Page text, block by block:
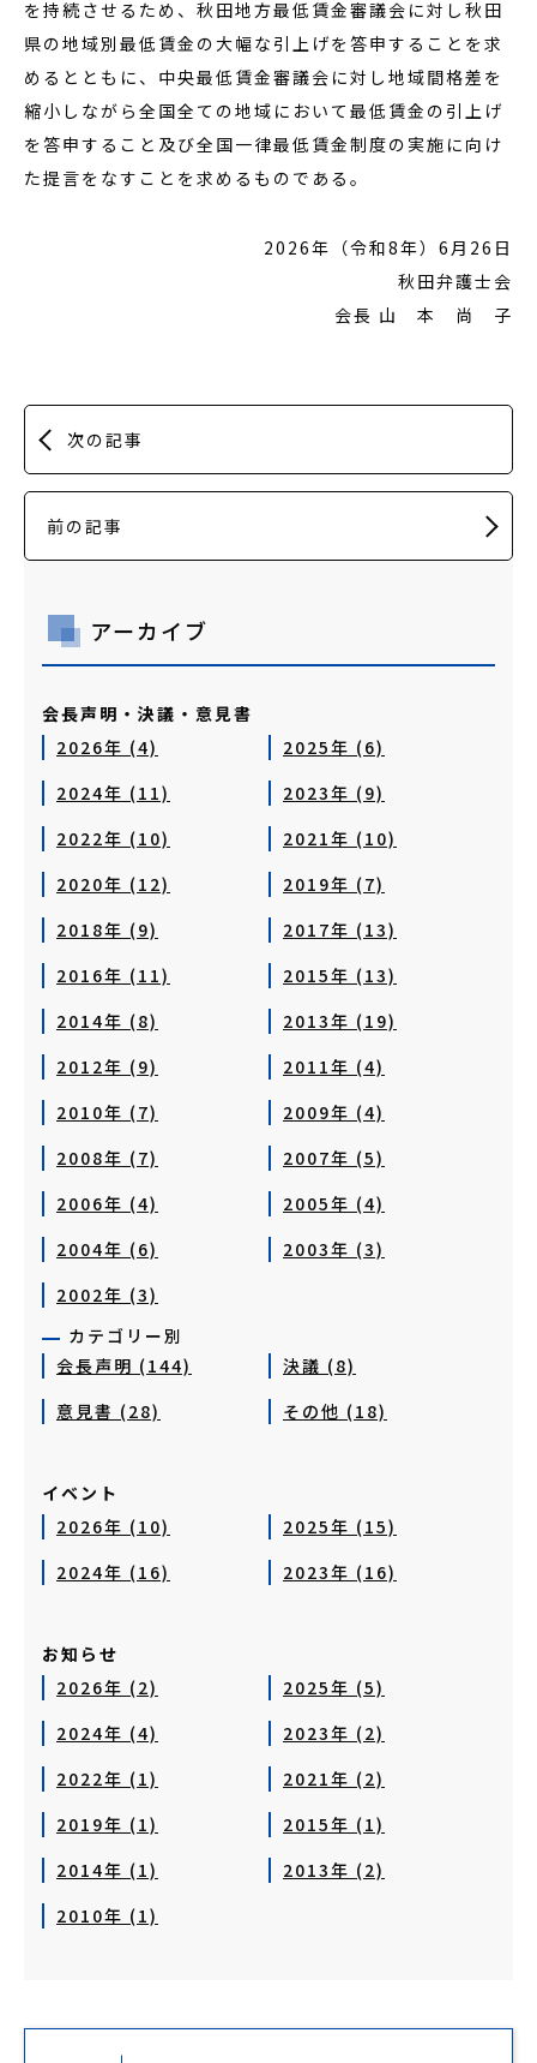
を持続させるため、秋田地方最低賃金審議会に対し秋田
県の地域別最低賃金の大幅な引上げを答申することを求
めるとともに、中央最低賃金審議会に対し地域間格差を
縮小しながら全国全ての地域において最低賃金の引上げ
を答申すること及び全国一律最低賃金制度の実施に向け
た提言をなすことを求めるものである。
2026年（令和8年）6月26日
秋田弁護士会
会長 山 本 尚 子
次の記事
前の記事
アーカイブ
会長声明・決議・意見書
2026年 (4)
2025年 (6)
2024年 (11)
2023年 (9)
2022年 (10)
2021年 (10)
2020年 (12)
2019年 (7)
2018年 (9)
2017年 (13)
2016年 (11)
2015年 (13)
2014年 (8)
2013年 (19)
2012年 (9)
2011年 (4)
2010年 (7)
2009年 (4)
2008年 (7)
2007年 (5)
2006年 (4)
2005年 (4)
2004年 (6)
2003年 (3)
2002年 (3)
カテゴリー別
会長声明 (144)
決議 (8)
意見書 (28)
その他 (18)
イベント
2026年 (10)
2025年 (15)
2024年 (16)
2023年 (16)
お知らせ
2026年 (2)
2025年 (5)
2024年 (4)
2023年 (2)
2022年 (1)
2021年 (2)
2019年 (1)
2015年 (1)
2014年 (1)
2013年 (2)
2010年 (1)